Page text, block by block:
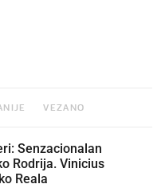
VEZANO
Senzacionalan
Rodrija. Vinicius
Reala